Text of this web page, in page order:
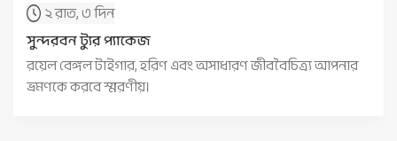
২ রাত, ৩ দিন
সুন্দরবন ট্যুর প্যাকেজ
রয়েল বেঙ্গল টাইগার, হরিণ এবং অসাধারণ জীববৈচিত্র্য আপনার
ভ্রমণকে করবে স্মরণীয়।